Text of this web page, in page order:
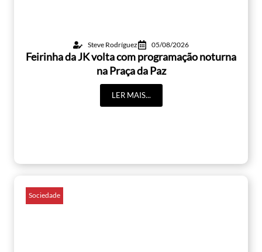
Steve Rodríguez 05/08/2026
Feirinha da JK volta com programação noturna
na Praça da Paz
LER MAIS...
Sociedade